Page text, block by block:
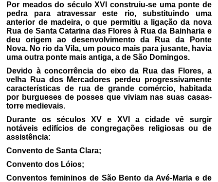
Por meados do século XVI construiu-se uma ponte de
pedra para atravessar este rio, substituindo uma
anterior de madeira, o que permitiu a ligação da nova
Rua de Santa Catarina das Flores à Rua da Bainharia e
deu origem ao desenvolvimento da Rua da Ponte
Nova. No rio da Vila, um pouco mais para jusante, havia
uma outra ponte mais antiga, a de São Domingos.
Devido à concorrência do eixo da Rua das Flores, a
velha Rua dos Mercadores perdeu progressivamente
características de rua de grande comércio, habitada
por burgueses de posses que viviam nas suas casas-
torre medievais.
Durante os séculos XV e XVI a cidade vê surgir
notáveis edifícios de congregações religiosas ou de
assistência:
Convento de Santa Clara;
Convento dos Lóios;
Conventos femininos de São Bento da Avé-Maria e de